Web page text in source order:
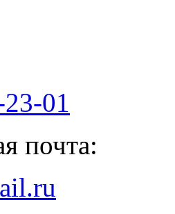
01
почта: